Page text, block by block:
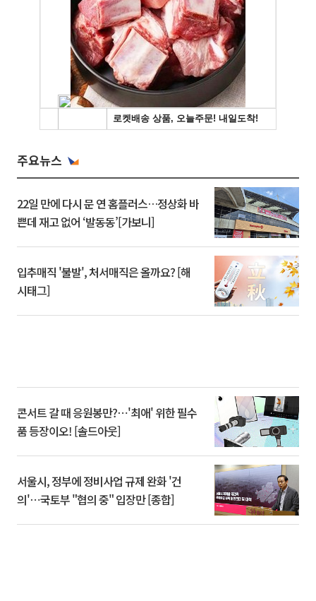
주요뉴스
22일 만에 다시 문 연 홈플러스…정상화 바
쁜데 재고 없어 ‘발동동’[가보니]
입추매직 '불발', 처서매직은 올까요? [해
시태그]
콘서트 갈 때 응원봉만?⋯'최애' 위한 필수
품 등장이오! [솔드아웃]
서울시, 정부에 정비사업 규제 완화 '건
의'⋯국토부 "협의 중" 입장만 [종합]